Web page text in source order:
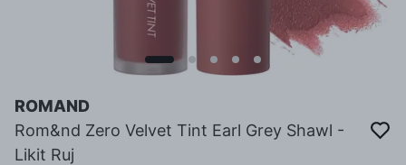
ROMAND
Rom&nd Zero Velvet Tint Earl Grey Shawl -
Likit Ruj